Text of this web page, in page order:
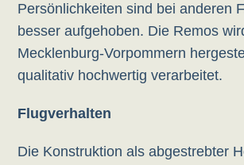
Persönlichkeiten sind bei anderen
besser aufgehoben. Die Remos
Mecklenburg-Vorpommern
qualitativ hochwertig verarbeitet.
Flugverhalten
Die Konstruktion als abgestrebter